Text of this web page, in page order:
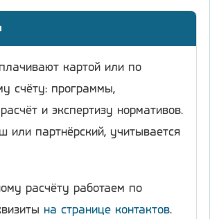
картой или по
счёту: программы,
и экспертизу нормативов.
или партнёрский, учитывается
расчёту работаем по
на странице контактов.